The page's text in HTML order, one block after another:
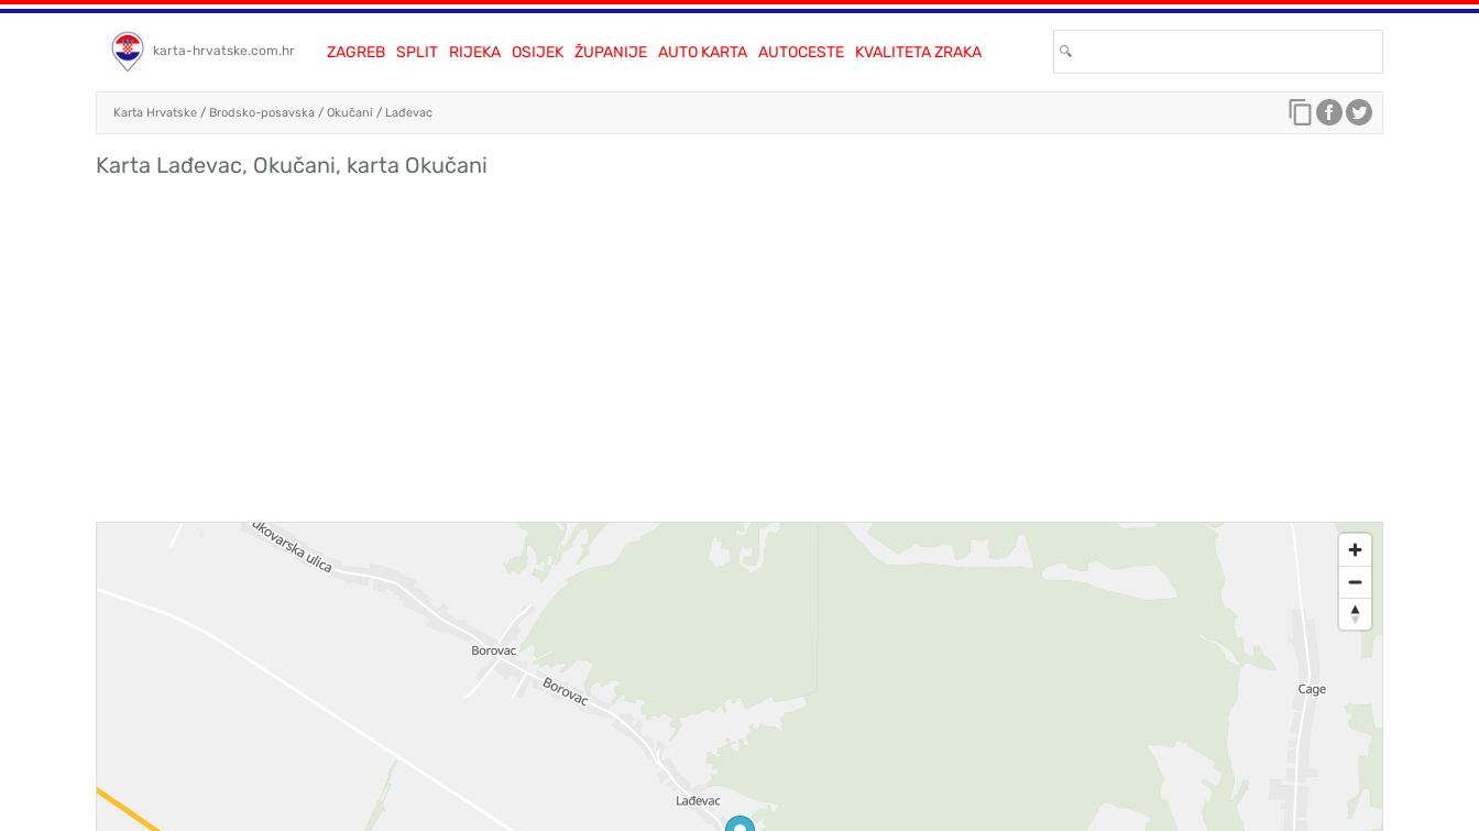
karta-hrvatske.com.hr ZAGREB SPLIT RIJEKA OSIJEK ŽUPANIJE AUTO KARTA AUTOCESTE KVALITETA ZRAKA
Karta Hrvatske / Brodsko-posavska / Okučani / Lađevac
Karta Lađevac, Okučani, karta Okučani